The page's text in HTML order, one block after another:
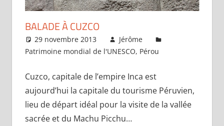
BALADE À CUZCO
29 novembre 2013
Jérôme
Patrimoine mondial de l'UNESCO, Pérou
Cuzco, capitale de l’empire Inca est
aujourd’hui la capitale du tourisme Péruvien,
lieu de départ idéal pour la visite de la vallée
sacrée et du Machu Picchu…